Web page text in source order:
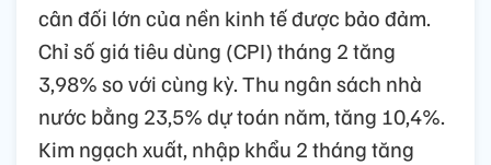
cân đối lớn của nền kinh tế được bảo đảm.
Chỉ số giá tiêu dùng (CPI) tháng 2 tăng
3,98% so với cùng kỳ. Thu ngân sách nhà
nước bằng 23,5% dự toán năm, tăng 10,4%.
Kim ngạch xuất, nhập khẩu 2 tháng tăng